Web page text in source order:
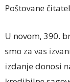
Poštovane
U novom, 390.
smo za vas
izdanje donosi